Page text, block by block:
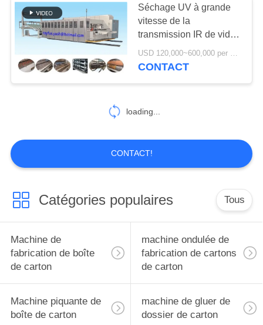
lamineur de
cannelure
machine de
découpeuse
8
Slotter rotatoire
10
Séchage UV à grande
vitesse de la
transmission IR de vide
d'empileur de Slotter Die
Cutter d'imprimante de
USD 120,000~600,000 per set MOQ:1 ensemble
CONTACT
loading...
CONTACT!
Catégories populaires Tous
Machine de
fabrication de boîte
de carton
machine ondulée de
fabrication de cartons
de carton
Machine piquante de
boîte de carton
machine de gluer de
dossier de carton